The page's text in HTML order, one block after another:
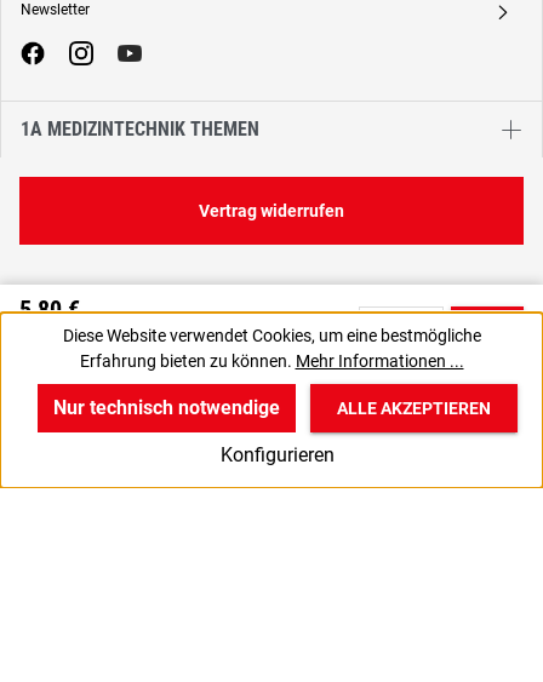
5,80 €
6,90 € inkl. MwSt., | zzgl. Versand C
Newsletter A
1A MEDIZINTECHNIK THEMEN
Vertrag widerrufen
Diese Website verwendet Cookies, um eine bestmögliche
Erfahrung bieten zu können. Mehr Informationen ...
Nur technisch notwendige
Konfigurieren
ALLE AKZEPTIEREN
v
Produkte
B